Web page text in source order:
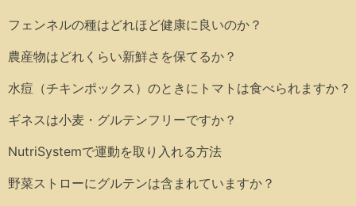
フェンネルの種はどれほど健康に良いのか？
農産物はどれくらい新鮮さを保てるか？
水痘（チキンポックス）のときにトマトは食べられますか？
ギネスは小麦・グルテンフリーですか？
NutriSystemで運動を取り入れる方法
野菜ストローにグルテンは含まれていますか？